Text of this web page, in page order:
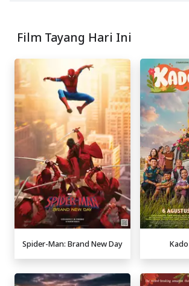
Film Tayang Hari Ini
Spider-Man: Brand New Day